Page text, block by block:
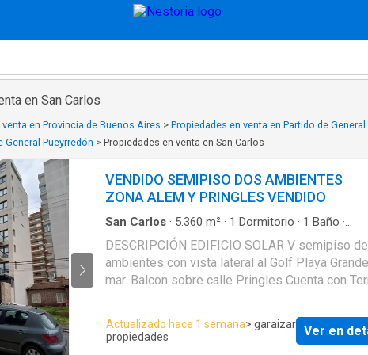
en San Carlos
en Provincia de Buenos Aires > Propiedades en venta en Partido de General
General Pueyrredón > Propiedades en venta en San Carlos
VENDIDO SEMIPISO DOS AMBIENTES
ZONA ALEM Y PRINGLES VENDIDO
San Carlos · 5.360 m² · 1 Dormitorio · 1 Baño ·
Apartamento
Armario empotrado·Zona para niños·Cocina
equipada·Jardín·Parrilla·Gimnasio ·Ascensor·
natural·Vista panorámica·Seguridad
DESCRIPCIÓN EDIFICIO SOLAR V semipiso
ambientes con vista lateral al Golf Playa
mar. Balcon sobre calle Pringles Cuenta con
equipado y amoblado en piso superior con
Golf de Playa Grande. Reja perimetral con
seguridad. Control de acceso con cerradura
Actualizado hace 1 semana> garaizar
propiedades
Ver en